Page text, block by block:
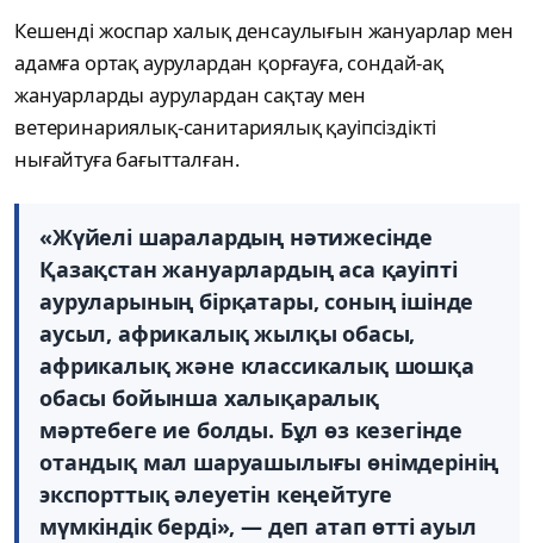
Кешенді жоспар халық денсаулығын жануарлар мен
адамға ортақ аурулардан қорғауға, сондай-ақ
жануарларды аурулардан сақтау мен
ветеринариялық-санитариялық қауіпсіздікті
нығайтуға бағытталған.
«Жүйелі шаралардың нәтижесінде
Қазақстан жануарлардың аса қауіпті
ауруларының бірқатары, соның ішінде
аусыл, африкалық жылқы обасы,
африкалық және классикалық шошқа
обасы бойынша халықаралық
мәртебеге ие болды. Бұл өз кезегінде
отандық мал шаруашылығы өнімдерінің
экспорттық әлеуетін кеңейтуге
мүмкіндік берді», — деп атап өтті ауыл